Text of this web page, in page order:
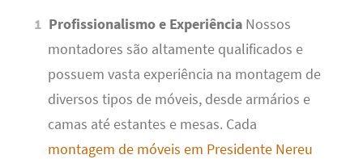
Profissionalismo e Experiência Nossos
montadores são altamente qualificados e
possuem vasta experiência na montagem de
diversos tipos de móveis, desde armários e
camas até estantes e mesas. Cada
montagem de móveis em Presidente Nereu